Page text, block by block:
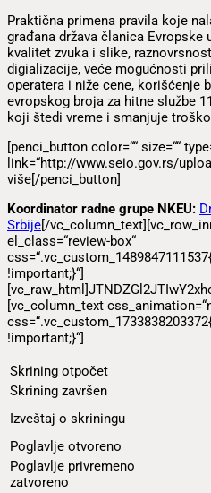
Praktična primena pravila koje
građana država članica Evropske
kvalitet zvuka i slike,
digializacije, veće mogućnosti
operatera i niže cene, korišćenje
evropskog broja za hitne službe
koji štedi vreme i smanjuje
[penci_button color=““ size=““
link=“http://www.seio.gov.rs/
više[/penci_button]
Koordinator radne grupe NKEU:
Srbije [/
el_class=“review-box“
!important;}“]
[vc_column_text
!important;}“]
Skrining otpočet
Skrining završen
Izveštaj o skriningu
Poglavlje otvoreno
Poglavlje privremeno
zatvoreno